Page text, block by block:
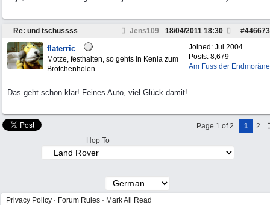
Re: und tschüssss Jens109 #446673
18/04/2011 18:30
Joined: Jul 2004
Posts: 8,679
Am Fuss der Endmoräne
flaterric
Motze, festhalten, so gehts in Kenia zum
Brötchenholen
Das geht schon klar! Feines Auto, viel Glück damit!
Page 1 of 2 1
2
Hop To
Privacy Policy · Forum Rules · Mark All Read